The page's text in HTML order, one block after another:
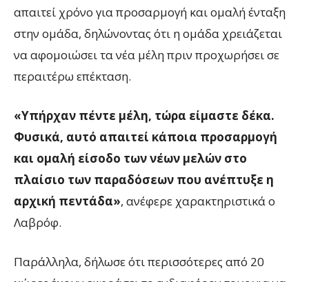
απαιτεί χρόνο για προσαρμογή και ομαλή ένταξη
στην ομάδα, δηλώνοντας ότι η ομάδα χρειάζεται
να αφομοιώσει τα νέα μέλη πριν προχωρήσει σε
περαιτέρω επέκταση.
«Υπήρχαν πέντε μέλη, τώρα είμαστε δέκα.
Φυσικά, αυτό απαιτεί κάποια προσαρμογή
και ομαλή είσοδο των νέων μελών στο
πλαίσιο των παραδόσεων που ανέπτυξε η
αρχική πεντάδα», ανέφερε χαρακτηριστικά ο
Λαβρόφ.
Παράλληλα, δήλωσε ότι περισσότερες από 20